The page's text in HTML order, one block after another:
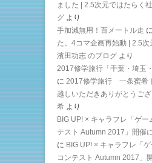
ました | 2.5次元ではたらく
グ より
手加減無用！百メートル走 に
た。4コマ企画再始動 | 2.5
濱田功志 のブログ より
2017修学旅行「千葉・埼玉
に 2017修学旅行 一条蜜希
越しいただきありがとうご
希 より
BIG UP! × キャラフレ「ゲ
テスト Autumn 2017」開催
に BIG UP! × キャラフレ「
コンテスト Autumn 2017」